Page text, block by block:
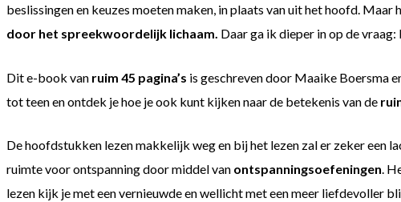
beslissingen en keuzes moeten maken, in plaats van uit het hoofd.
door het spreekwoordelijk lichaam. Daar ga ik dieper in op de
Dit e-book van ruim 45 pagina’s is geschreven door Maaike Boersma
tot teen en ontdek je hoe je ook kunt kijken naar de betekenis van de
De hoofdstukken lezen makkelijk weg en bij het lezen zal er zeker een
ruimte voor ontspanning door middel van ontspanningsoefeningen.
lezen kijk je met een vernieuwde en wellicht met een meer liefdevoller